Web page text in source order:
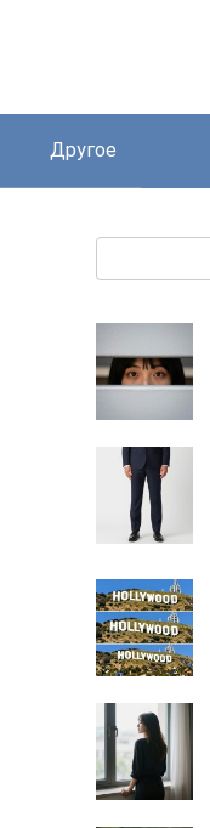
Другое